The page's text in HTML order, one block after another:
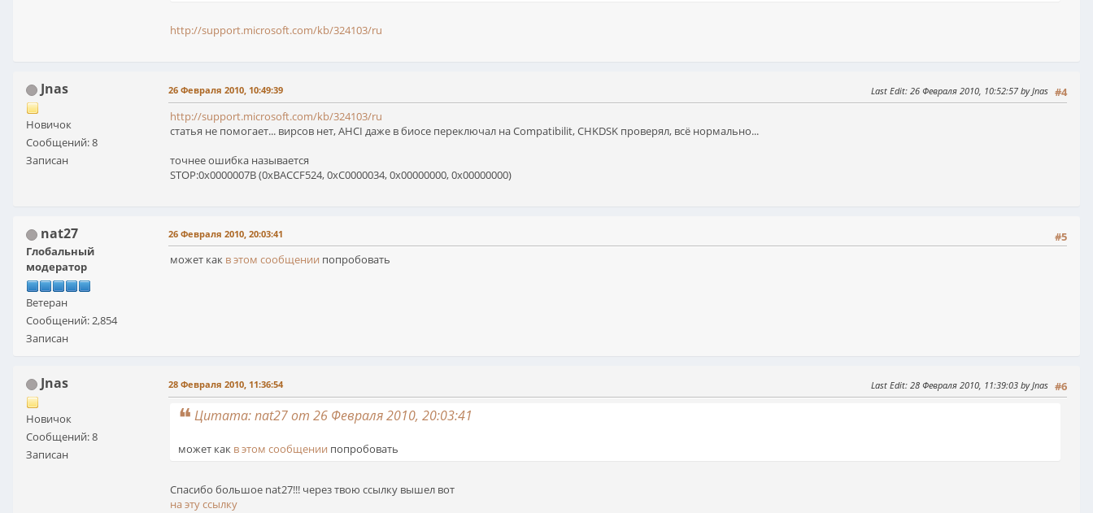
http://support.microsoft.com/kb/324103/ru
Jnas
Новичок
Сообщений: 8
Записан
#4
26 Февраля 2010, 10:49:39 Last Edit: 26 Февраля 2010, 10:52:57 by Jnas
http://support.microsoft.com/kb/324103/ru
статья не помогает... вирсов нет, AHCI даже в биосе переключал на Compatibilit, CHKDSK проверял, всё нормально...
точнее ошибка называется
STOP:0x0000007B (0xBACCF524, 0xC0000034, 0x00000000, 0x00000000)
nat27
Глобальный
модератор
Ветеран
Сообщений: 2,854
Записан
#5
26 Февраля 2010, 20:03:41
может как в этом сообщении попробовать
Jnas
Новичок
Сообщений: 8
Записан
#6
28 Февраля 2010, 11:36:54 Last Edit: 28 Февраля 2010, 11:39:03 by Jnas
Цитата: nat27 от 26 Февраля 2010, 20:03:41
может как в этом сообщении попробовать
Спасибо большое nat27!!! через твою ссылку вышел вот
на эту ссылку